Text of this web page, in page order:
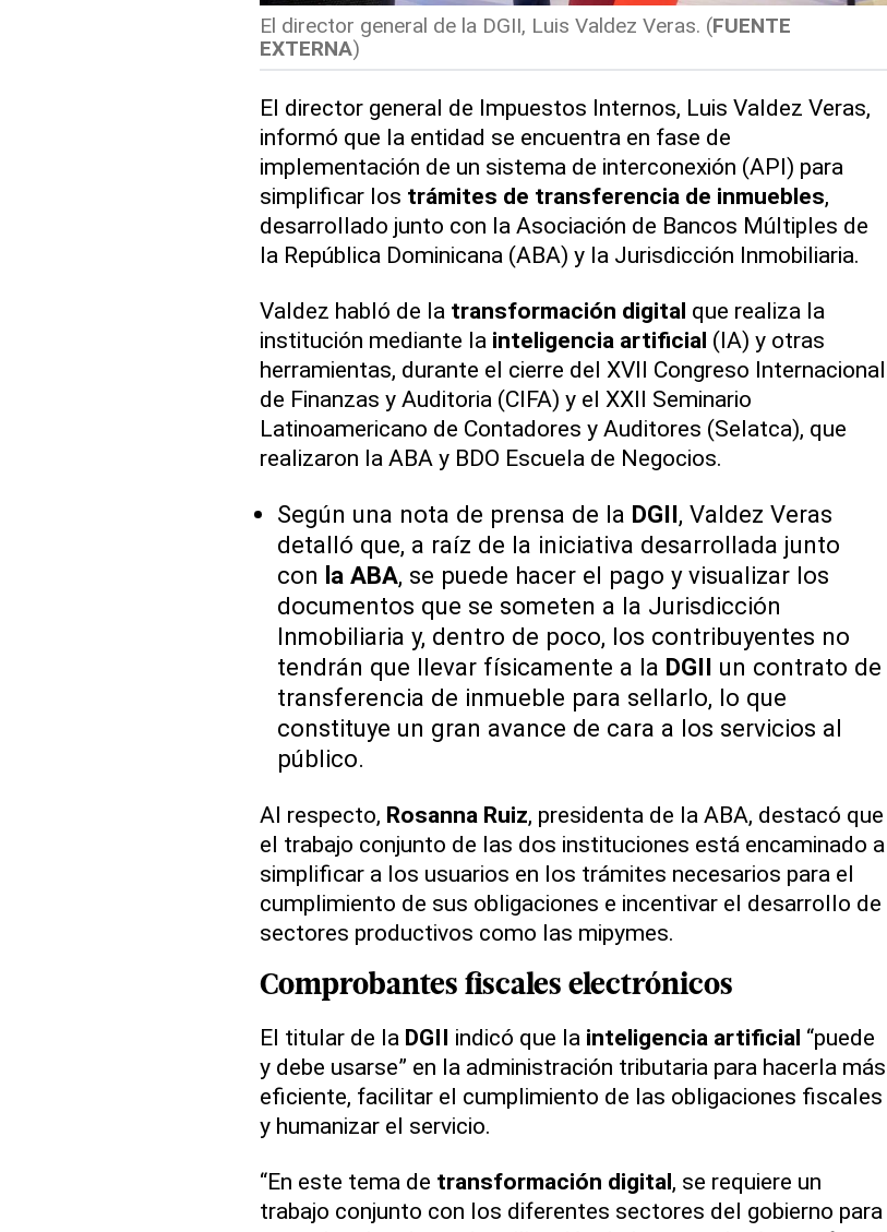
El director general de la DGII, Luis Valdez Veras. (FUENTE
EXTERNA)
El director general de Impuestos Internos, Luis Valdez Veras,
informó que la entidad se encuentra en fase de
implementación de un sistema de interconexión (API) para
simplificar los trámites de transferencia de inmuebles,
desarrollado junto con la Asociación de Bancos Múltiples de
la República Dominicana (ABA) y la Jurisdicción Inmobiliaria.
Valdez habló de la transformación digital que realiza la
institución mediante la inteligencia artificial (IA) y otras
herramientas, durante el cierre del XVII Congreso Internacional
de Finanzas y Auditoria (CIFA) y el XXII Seminario
Latinoamericano de Contadores y Auditores (Selatca), que
realizaron la ABA y BDO Escuela de Negocios.
Según una nota de prensa de la DGII, Valdez Veras
detalló que, a raíz de la iniciativa desarrollada junto
con la ABA, se puede hacer el pago y visualizar los
documentos que se someten a la Jurisdicción
Inmobiliaria y, dentro de poco, los contribuyentes no
tendrán que llevar físicamente a la DGII un contrato de
transferencia de inmueble para sellarlo, lo que
constituye un gran avance de cara a los servicios al
público.
Al respecto, Rosanna Ruiz, presidenta de la ABA, destacó que
el trabajo conjunto de las dos instituciones está encaminado a
simplificar a los usuarios en los trámites necesarios para el
cumplimiento de sus obligaciones e incentivar el desarrollo de
sectores productivos como las mipymes.
Comprobantes fiscales electrónicos
El titular de la DGII indicó que la inteligencia artificial “puede
y debe usarse” en la administración tributaria para hacerla más
eficiente, facilitar el cumplimiento de las obligaciones fiscales
y humanizar el servicio.
“En este tema de transformación digital, se requiere un
trabajo conjunto con los diferentes sectores del gobierno para